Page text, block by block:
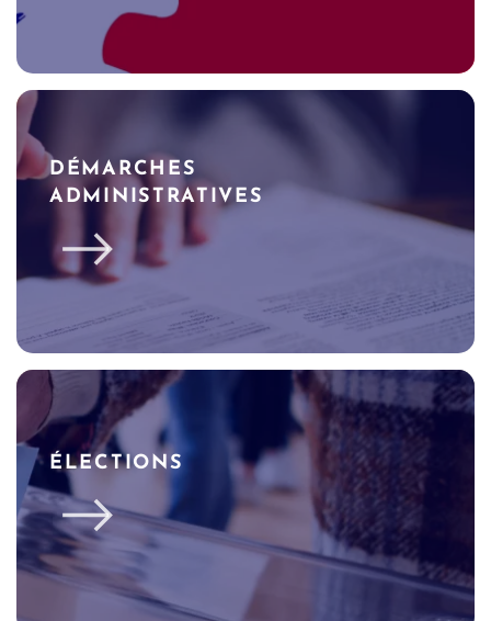
DÉMARCHES
ADMINISTRATIVES
ÉLECTIONS